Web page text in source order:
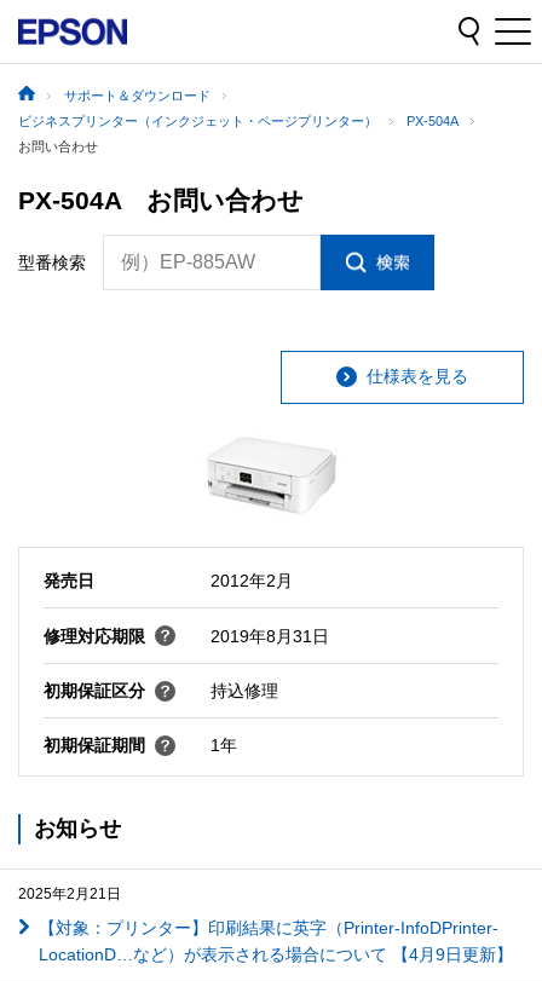
サポート＆ダウンロード
ビジネスプリンター（インクジェット・ページプリンター）
PX-504A
お問い合わせ
PX-504A お問い合わせ
型番検索 例）EP-885AW
仕様表を見る
発売日 2012年2月
修理対応期限 2019年8月31日
初期保証区分 持込修理
初期保証期間 1年
お知らせ
2025年2月21日
【対象：プリンター】印刷結果に英字（Printer-InfoDPrinter-
LocationD…など）が表示される場合について 【4月9日更新】